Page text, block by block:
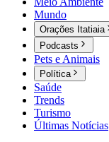
Mundo
Orações Itatiaia
Podcasts
Pets e Animais
Política
Saúde
Trends
Turismo
Últimas Notícias